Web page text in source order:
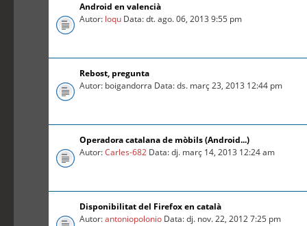
Android en valencià
Autor: loqu Data: dt. ago. 06, 2013 9:55 pm
Rebost, pregunta
Autor: boigandorra Data: ds. març 23, 2013 12:44 pm
Operadora catalana de mòbils (Android...)
Autor:Carles-682 Data: dj. març 14, 2013 12:24 am
Disponibilitat del Firefox en català
Autor:antoniopolonio Data: dj. nov. 22, 2012 7:25 pm